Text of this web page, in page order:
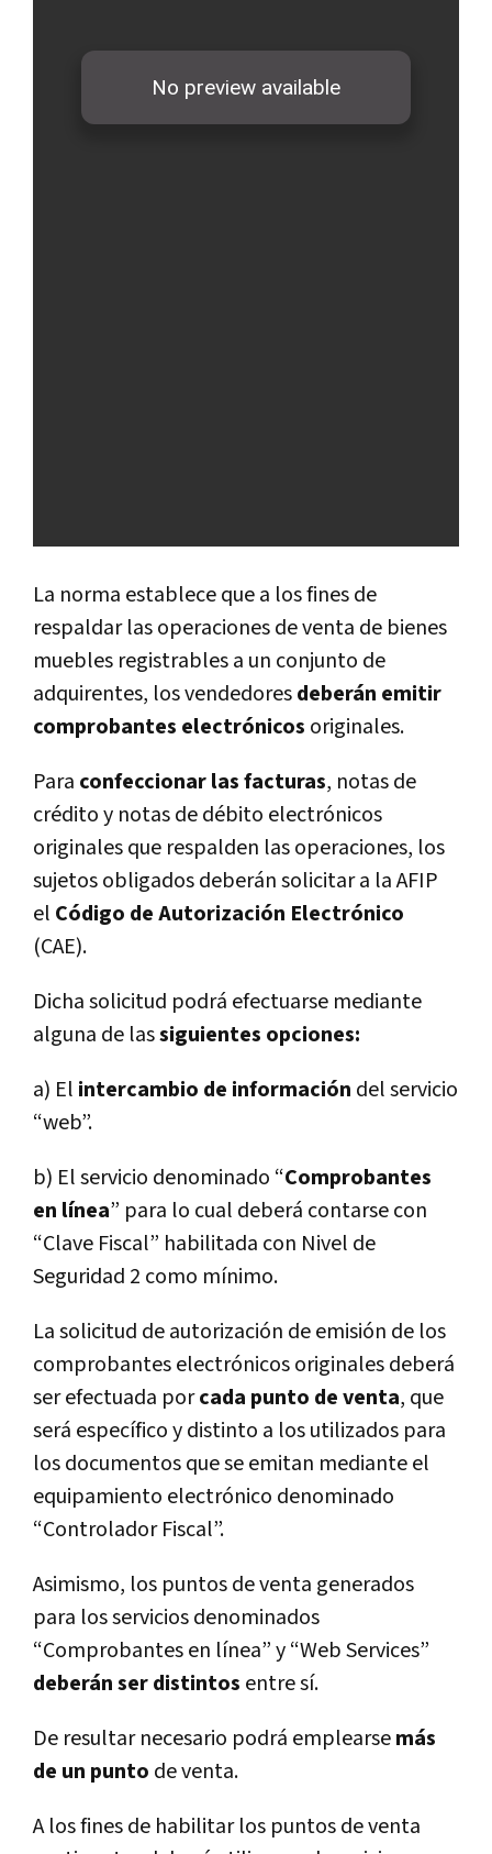
La norma establece que a los fines de
respaldar las operaciones de venta de bienes
muebles registrables a un conjunto de
adquirentes, los vendedoresdeberán emitir
comprobantes electrónicos originales.
Para confeccionar las facturas, notas de
crédito y notas de débito electrónicos
originales que respalden las operaciones, los
sujetos obligados deberán solicitar a la AFIP
el Código de Autorización Electrónico
(CAE).
Dicha solicitud podrá efectuarse mediante
alguna de lassiguientes opciones:
a) El intercambio de información del servicio
“web”.
b) El servicio denominado “Comprobantes
en línea” para lo cual deberá contarse con
“Clave Fiscal” habilitada con Nivel de
Seguridad 2 como mínimo.
La solicitud de autorización de emisión de los
comprobantes electrónicos originales deberá
ser efectuada porcada punto de venta, que
será específico y distinto a los utilizados para
los documentos que se emitan mediante el
equipamiento electrónico denominado
“Controlador Fiscal”.
Asimismo, los puntos de venta generados
para los servicios denominados
“Comprobantes en línea” y “Web Services”
deberán ser distintos entre sí.
De resultar necesario podrá emplearsemás
de un punto de venta.
A los fines de habilitar los puntos de venta